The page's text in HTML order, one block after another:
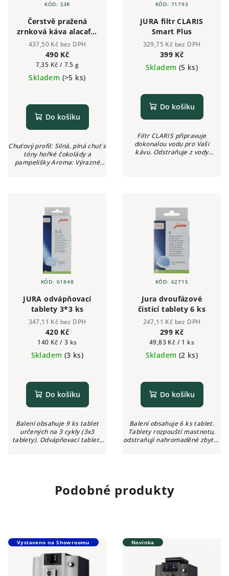
Čerstvě pražená
zrnková káva alacaffé
GOLD 500g | Česká
pražírna
437,50 Kč bez DPH
490 Kč
Měrná
cena:
7,35 Kč / 7.5 g
Skladem (>5 ks)
Do košíku
Chuťový profil: Silná, plná chuť s
tóny hořké čokolády a
pampelišky Aroma: Výrazné
KÓD: S3R
JURA filtr CLARIS
Smart Plus
329,75 Kč bez DPH
399 Kč
Skladem (5 ks)
Do košíku
Filtr CLARIS připravuje
dokonalou vodu pro Vaši
kávu. Odstraňuje z vody
KÓD: 71793
JURA odvápňovací
tablety 3*3 ks
347,11 Kč bez DPH
420 Kč
Měrná
cena:
140 Kč / 3 ks
Skladem (3 ks)
Do košíku
Balení obsahuje 9 ks tablet
určených na 3 cykly (3x3
tablety). Odvápňovací tablety
KÓD: 61848
Jura dvoufázové
čisticí tablety 6 ks
247,11 Kč bez DPH
299 Kč
Měrná
cena:
49,83 Kč / 1 ks
Skladem (2 ks)
Do košíku
Balení obsahuje 6 ks tablet.
Tablety rozpouští mastnotu,
odstraňují nahromaděné zbytky
KÓD: 62715
Podobné produkty
Vystaveno na Showroomu Novinka